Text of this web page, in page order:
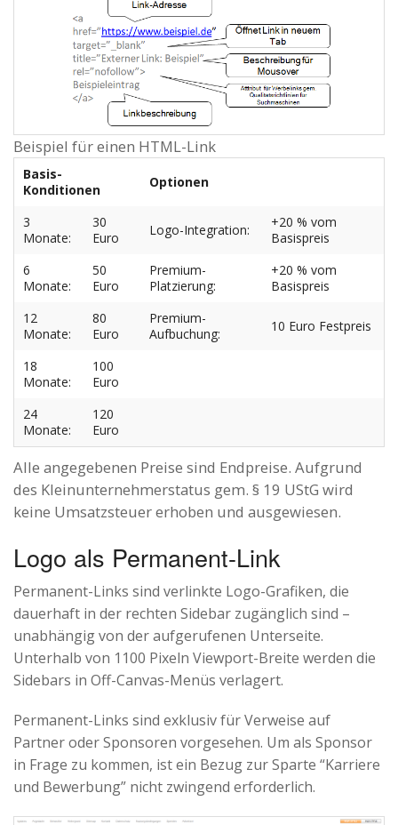
Beispiel für einen HTML-Link
Basis-
Konditionen
Optionen
3
Monate:
30
Euro
Logo-Integration:
+20 % vom
Basispreis
6
Monate:
50
Euro
Premium-
Platzierung:
+20 % vom
Basispreis
12
Monate:
80
Euro
Premium-
Aufbuchung:
10 Euro Festpreis
18
Monate:
100
Euro
24
Monate:
120
Euro
Alle angegebenen Preise sind Endpreise. Aufgrund
des Kleinunternehmerstatus gem. § 19 UStG wird
keine Umsatzsteuer erhoben und ausgewiesen.
Logo als Permanent-Link
Permanent-Links sind verlinkte Logo-Grafiken, die
dauerhaft in der rechten Sidebar zugänglich sind –
unabhängig von der aufgerufenen Unterseite.
Unterhalb von 1100 Pixeln Viewport-Breite werden die
Sidebars in Off-Canvas-Menüs verlagert.
Permanent-Links sind exklusiv für Verweise auf
Partner oder Sponsoren vorgesehen. Um als Sponsor
in Frage zu kommen, ist ein Bezug zur Sparte “Karriere
und Bewerbung” nicht zwingend erforderlich.